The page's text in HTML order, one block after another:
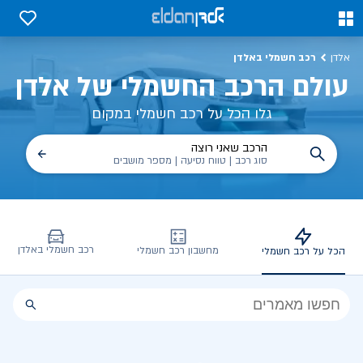
0
0
אלדן רכב חשמלי באלדן
עולם הרכב החשמלי של אלדן
גלו הכל על רכב חשמלי במקום
הרכב שאני רוצה
סוג רכב | טווח נסיעה | מספר מושבים
הכל על רכב חשמלי מחשבון רכב חשמלי רכב חשמלי באלדן
הכל
הכל על רכב חשמלי, שימושים, טכנולוגיה וכל מה שכדי לדעת | אלדן